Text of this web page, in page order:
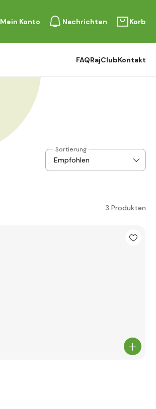
Mein Konto Nachrichten Korb
FAQRajClubKontakt
Sortierung
3 Produkten